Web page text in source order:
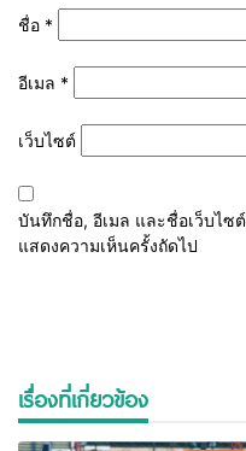
ชื่อ *
อีเมล *
เว็บไซต์
บันทึกชื่อ, อีเมล และชื่อเว็บไซ
แสดงความเห็นครั้งถัดไป
เรื่องที่เกี่ยวข้อง